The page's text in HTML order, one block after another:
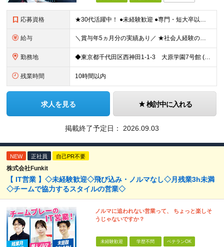
応募資格 ★30代活躍中！ ●未経験歓迎 ●専門・短大卒以上 ●簡単なPCスキル（Excel、Wordでの入力ができる程度） 〜こんな方にピッタリです〜 ◎数字に追われず、お客様とじっくり向き合いたい方 ◎相
給与 ＼賞与年5ヵ月分の実績あり／ ★社会人経験の年数に応じて給与アップ！ ★実績に応じたベースアップも年1回実施しています ★営業経験者の方は、月給40万円も可能！ 【想定年収】400～800万円 ┗
勤務地 ◆東京都千代田区西神田1-1-3 大原学園7号館 (変更の範囲)上記を除く当社関連勤務地
残業時間 10時間以内
求人を見る 検討中に入れる
掲載終了予定日： 2026.09.03
NEW 正社員 自己PR不要
株式会社Funkit
【 IT営業 】◇未経験歓迎◇飛び込み・ノルマなし◇月残業3h未満
◇チームで協力するスタイルの営業◇
ノルマに追われない営業って、 ちょっと楽しそ
うじゃないですか？
未経験歓迎 学歴不問 ベテランOK